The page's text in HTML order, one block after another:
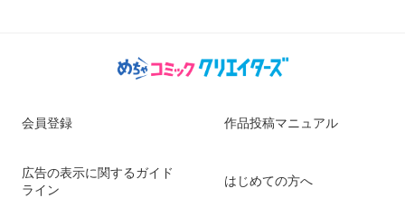
会員登録 作品投稿マニュアル
広告の表示に関するガイド
ライン
はじめての方へ